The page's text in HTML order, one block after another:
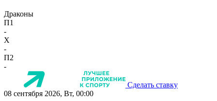
Драконы
П1
-
X
-
П2
-
Сделать ставку
08 сентября 2026, Вт, 00:00